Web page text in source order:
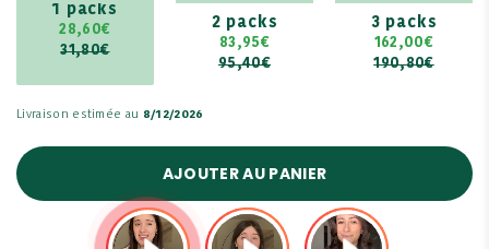
1 packs
28,60€
31,80€
2 packs
83,95€
95,40€
3 packs
162,00€
190,80€
Livraison estimée au 8/12/2026
AJOUTER AU PANIER